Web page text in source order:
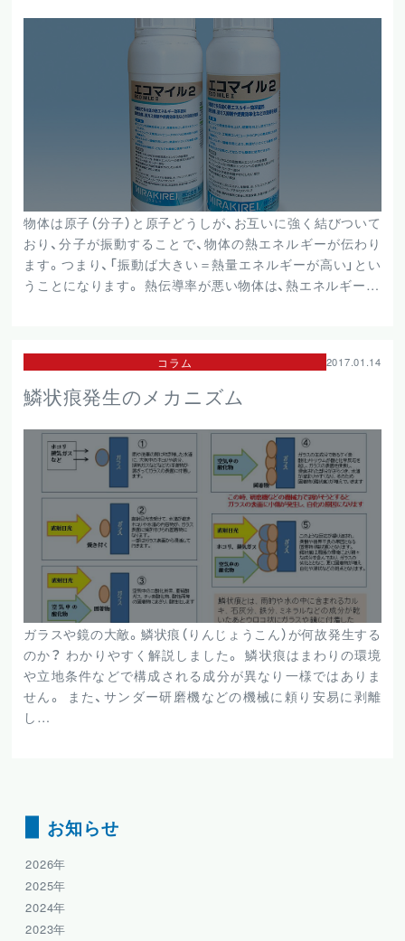
お知らせ
2026年
2025年
2024年
2023年
物体は原子（分子）と原子どうしが、お互いに強く結びついて
おり、分子が振動することで、物体の熱エネルギーが伝わり
ます。つまり、「振動ば大きい＝熱量エネルギーが高い」とい
うことになります。 熱伝導率が悪い物体は、熱エネルギー…
コラム 2017.01.14
鱗状痕発生のメカニズム
ガラスや鏡の大敵。鱗状痕（りんじょうこん）が何故発生する
のか？ わかりやすく解説しました。 鱗状痕はまわりの環境
や立地条件などで構成される成分が異なり一様ではありま
せん。 また、サンダー研磨機などの機械に頼り安易に剥離
し…